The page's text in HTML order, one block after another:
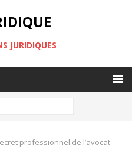
JURIDIQUES
professionnel de l’avocat